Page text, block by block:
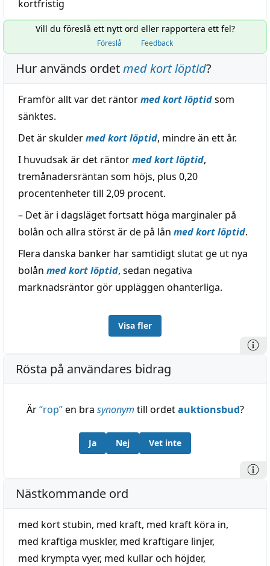
kortfristig
Vill du föreslå ett nytt ord eller rapportera ett fel?
Föreslå Feedback
Hur används ordetmed kort löptid?
Framför allt var det räntormed kort löptidsom
sänktes.
Det är skuldermed kort löptid, mindre än ett år.
I huvudsak är det räntormed kort löptid,
tremånadersräntan som höjs, plus 0,20
procentenheter till 2,09 procent.
– Det är i dagsläget fortsatt höga marginaler på
bolån och allra störst är de på lån med kort löptid.
Flera danska banker har samtidigt slutat ge ut nya
bolån med kort löptid, sedan negativa
marknadsräntor gör uppläggen ohanterliga.
Visa fler
Rösta på användares bidrag
Är“rop”en bra synonym till ordetauktionsbud?
Ja Nej Vet inte
Nästkommande ord
med kort stubin, med kraft, med kraft köra in,
med kraftiga muskler, med kraftigare linjer,
med krympta vyer, med kullar och höjder,